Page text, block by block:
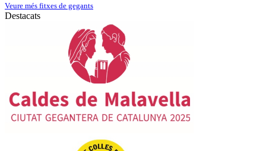
Veure més fitxes de gegants
Destacats